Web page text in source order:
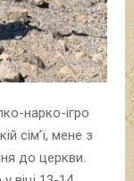
нарко-ігро
сім’ї, мене з
до церкви.